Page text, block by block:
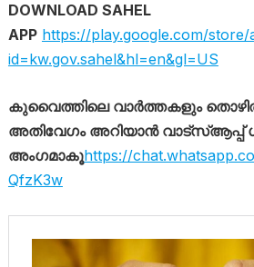
DOWNLOAD SAHEL
APP https://play.google.com/store/
id=kw.gov.sahel&hl=en&gl=US
കുവൈത്തിലെ വാർത്തകളും
അതിവേഗം അറിയാൻ വാട്സ്ആപ്പ്
അംഗമാകൂhttps://
QfzK3w